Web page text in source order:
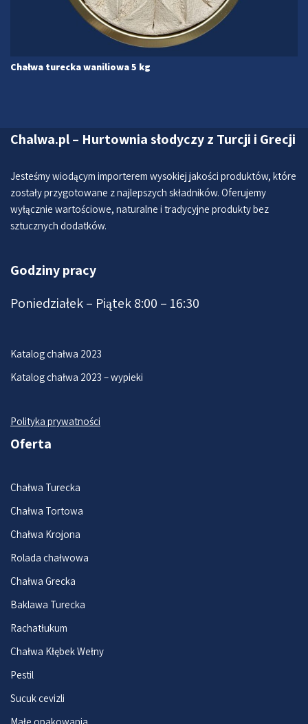
Chałwa turecka waniliowa 5 kg
Chalwa.pl – Hurtownia słodyczy z Turcji i Grecji
Jesteśmy wiodącym importerem wysokiej jakości produktów, które
zostały przygotowane z najlepszych składników. Oferujemy
wyłącznie wartościowe, naturalne i tradycyjne produkty bez
sztucznych dodatków.
Godziny pracy
Poniedziałek – Piątek 8:00 – 16:30
Katalog chałwa 2023
Katalog chałwa 2023 – wypieki
Polityka prywatności
Oferta
Chałwa Turecka
Chałwa Tortowa
Chałwa Krojona
Rolada chałwowa
Chałwa Grecka
Baklawa Turecka
Rachatłukum
Chałwa Kłębek Wełny
Pestil
Sucuk cevizli